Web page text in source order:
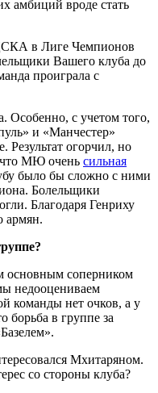
амбиций вроде стать
в Лиге Чемпионов
Вашего клуба до
проиграла с
Особенно, с учетом того,
и «Манчестер»
Результат огорчил, но
что МЮ очень сильная
было бы сложно с ними
Болельщики
Благодаря Генриху
армян.
основным соперником
недооцениваем
команды нет очков, а у
борьба в группе за
Мхитаряном.
со стороны клуба?